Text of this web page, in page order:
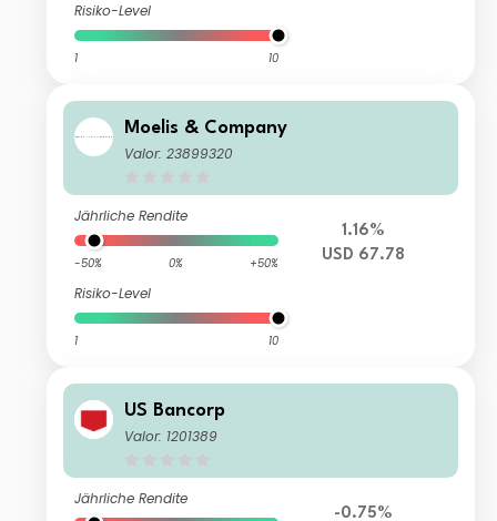
Risiko-Level
1 10
Moelis & Company
Valor: 23899320
Jährliche Rendite
-50% 0% +50%
Risiko-Level
1 10
1.16%
USD 67.78
US Bancorp
Valor: 1201389
Jährliche Rendite
-0.75%